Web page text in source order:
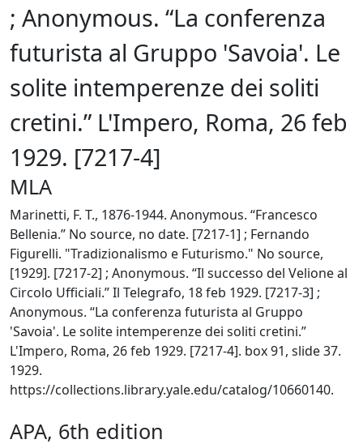
; Anonymous. “La conferenza
futurista al Gruppo 'Savoia'. Le
solite intemperenze dei soliti
cretini.” L'Impero, Roma, 26 feb
1929. [7217-4]
MLA
Marinetti, F. T., 1876-1944. Anonymous. “Francesco
Bellenia.” No source, no date. [7217-1] ; Fernando
Figurelli. "Tradizionalismo e Futurismo." No source,
[1929]. [7217-2] ; Anonymous. “Il successo del Velione al
Circolo Ufficiali.” Il Telegrafo, 18 feb 1929. [7217-3] ;
Anonymous. “La conferenza futurista al Gruppo
'Savoia'. Le solite intemperenze dei soliti cretini.”
L'Impero, Roma, 26 feb 1929. [7217-4]. box 91, slide 37.
1929.
https://collections.library.yale.edu/catalog/10660140.
APA, 6th edition